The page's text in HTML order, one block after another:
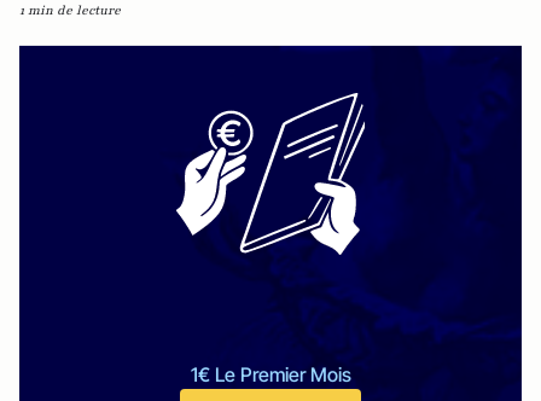
1 min de lecture
1€ Le Premier Mois